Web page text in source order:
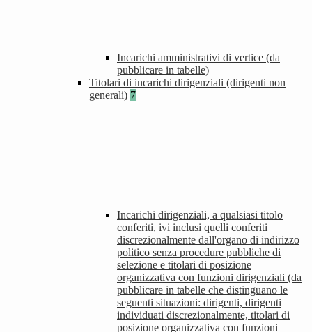
Incarichi amministrativi di vertice (da
pubblicare in tabelle)
Titolari di incarichi dirigenziali (dirigenti non
generali) 7
Incarichi dirigenziali, a qualsiasi titolo
conferiti, ivi inclusi quelli conferiti
discrezionalmente dall'organo di indirizzo
politico senza procedure pubbliche di
selezione e titolari di posizione
organizzativa con funzioni dirigenziali (da
pubblicare in tabelle che distinguano le
seguenti situazioni: dirigenti, dirigenti
individuati discrezionalmente, titolari di
posizione organizzativa con funzioni